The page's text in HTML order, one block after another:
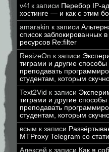
v4f к записи Перебор IP-
хостинге — и как с этим
amarakin к записи
список заблокированных
ресурсов Re:filter
ResizeOn к записи
тиграми и другие способы
преподавать
студентам, которым
Text2Vid к записи
тиграми и другие способы
преподавать
студентам, которым
всым к записи
MTProxy Telegram со
Алексей к записи Как я